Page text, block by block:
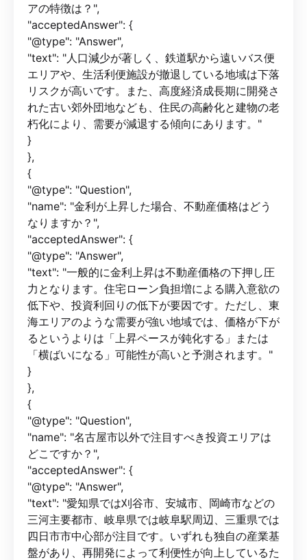
アの特徴は？",
"acceptedAnswer": {
"@type": "Answer",
"text": "人口減少が著しく、鉄道駅から遠いバス便
エリアや、生活利便施設が撤退している地域は下落
リスクが高いです。また、高度経済成長期に開発さ
れた古い郊外団地なども、住民の高齢化と建物の老
朽化により、需要が減退する傾向にあります。"
}
},
{
"@type": "Question",
"name": "金利が上昇した場合、不動産価格はどう
なりますか？",
"acceptedAnswer": {
"@type": "Answer",
"text": "一般的に金利上昇は不動産価格の下押し圧
力となります。住宅ローン負担増による購入意欲の
低下や、投資利回りの低下が要因です。ただし、東
海エリアのような需要が強い地域では、価格が下が
るというよりは「上昇ペースが鈍化する」または
「横ばいになる」可能性が高いと予測されます。"
}
},
{
"@type": "Question",
"name": "名古屋市以外で注目すべき投資エリアは
どこですか？",
"acceptedAnswer": {
"@type": "Answer",
"text": "愛知県では刈谷市、安城市、岡崎市などの
三河主要都市、岐阜県では岐阜駅周辺、三重県では
四日市市中心部が注目です。いずれも独自の産業基
盤があり、再開発によって利便性が向上しているた